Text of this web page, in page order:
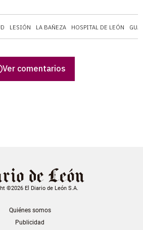
LESIÓN LA BAÑEZA HOSPITAL DE LEÓN
Ver comentarios
©2026 El Diario de León S.A.
Quiénes somos
Publicidad